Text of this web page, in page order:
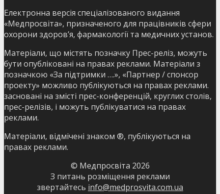
Електронна версія спеціалізованого видання
«Медпросвіта», призначеного для працівників сфери
охорони здоров’я, фармакології та медичних установ.
Матеріали, що містять позначку Прес-реліз, можуть
бути опубліковані на правах реклами. Матеріали з
позначкою «За підтримки ….», «Партнер / спонсор
проекту» можливо публікуються на правах реклами.
засновані на змісті прес-конференцій, круглих столів,
прес-релізів, і можуть публікуватися на правах
реклами.
Матеріали, відмічені знаком ®, публікуються на
правах реклами.
© Медпросвіта 2026
З питань розміщення реклами
звертайтесь info@medprosvita.com.ua